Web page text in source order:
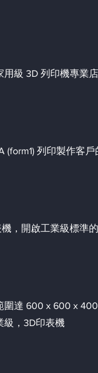
級 3D 列印機專業店
(form1) 列印製作客
，開啟工業級標準
圍達 600 x 600 x
級，3D印表機